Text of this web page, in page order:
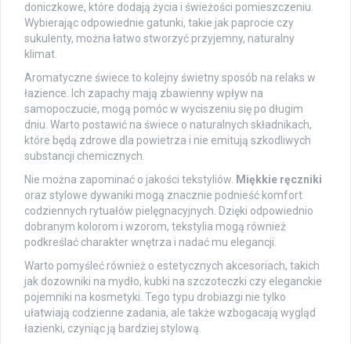
doniczkowe, które dodają życia i świeżości pomieszczeniu.
Wybierając odpowiednie gatunki, takie jak paprocie czy
sukulenty, można łatwo stworzyć przyjemny, naturalny
klimat.
Aromatyczne świece to kolejny świetny sposób na relaks w
łazience. Ich zapachy mają zbawienny wpływ na
samopoczucie, mogą pomóc w wyciszeniu się po długim
dniu. Warto postawić na świece o naturalnych składnikach,
które będą zdrowe dla powietrza i nie emitują szkodliwych
substancji chemicznych.
Nie można zapominać o jakości tekstyliów. Miękkie ręczniki
oraz stylowe dywaniki mogą znacznie podnieść komfort
codziennych rytuałów pielęgnacyjnych. Dzięki odpowiednio
dobranym kolorom i wzorom, tekstylia mogą również
podkreślać charakter wnętrza i nadać mu elegancji.
Warto pomyśleć również o estetycznych akcesoriach, takich
jak dozowniki na mydło, kubki na szczoteczki czy eleganckie
pojemniki na kosmetyki. Tego typu drobiazgi nie tylko
ułatwiają codzienne zadania, ale także wzbogacają wygląd
łazienki, czyniąc ją bardziej stylową.